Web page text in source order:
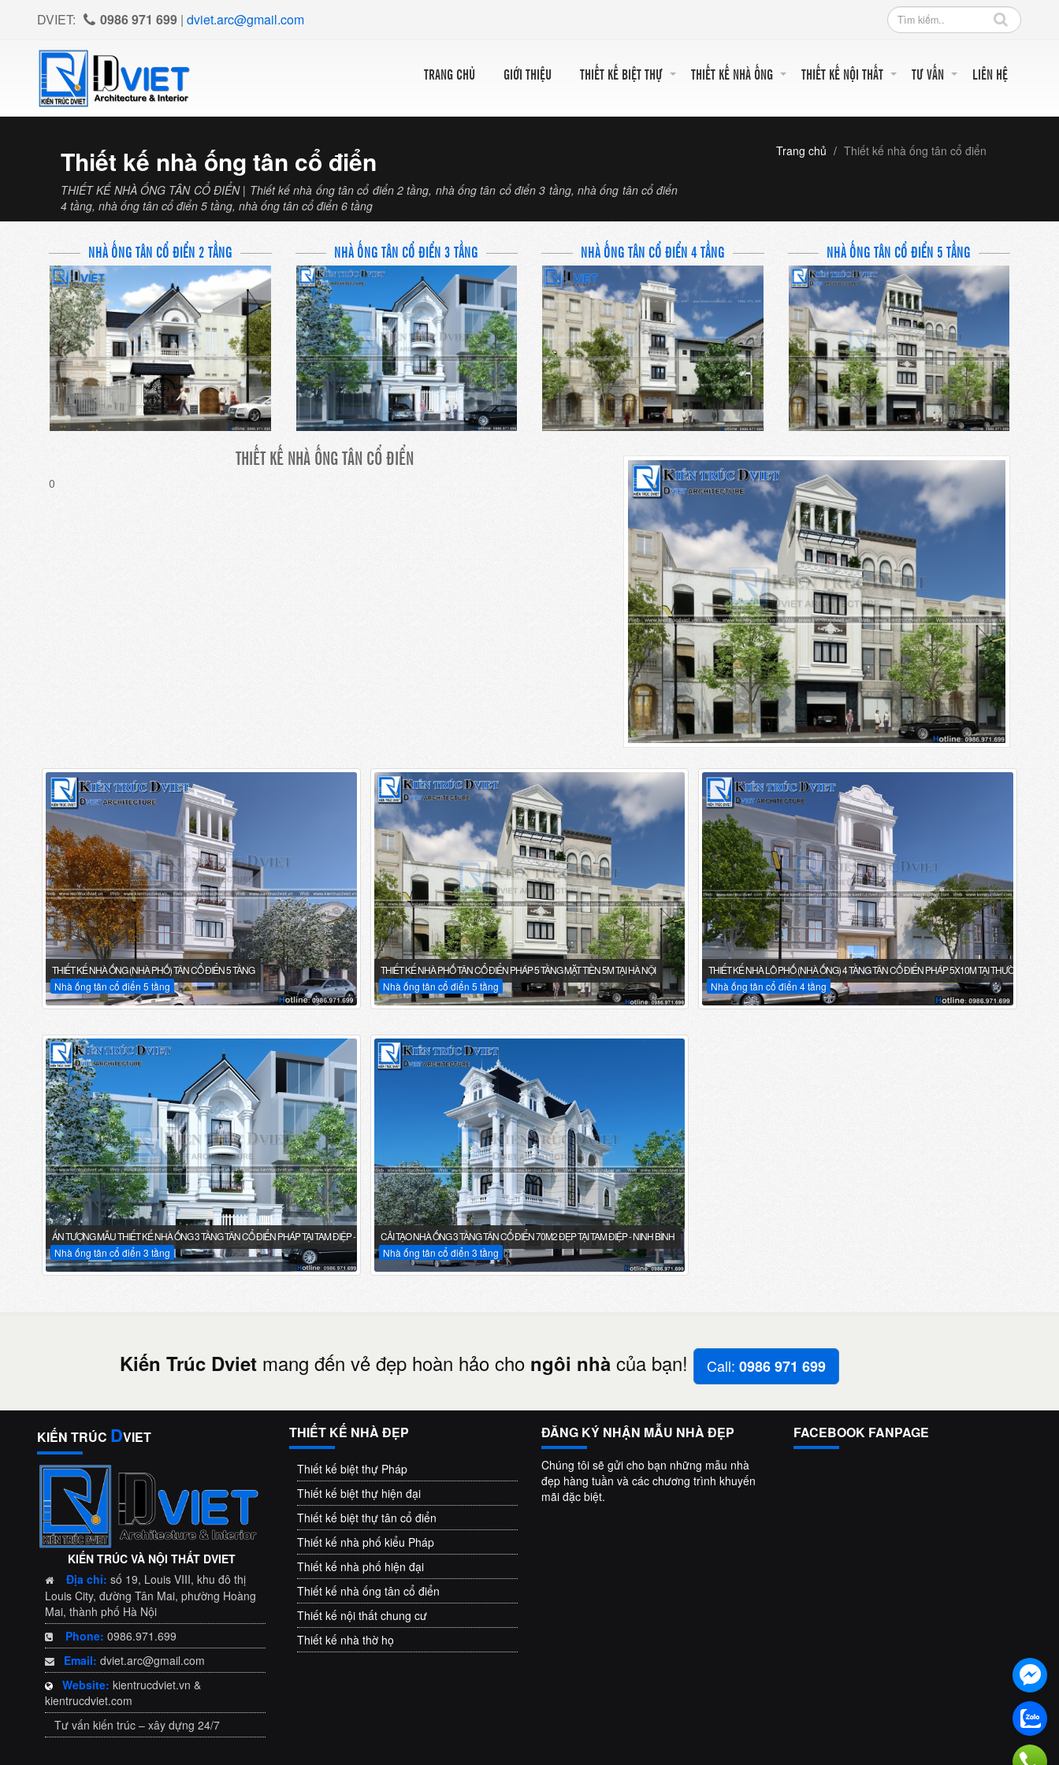
DVIET: 0986 971 699 | dviet.arc@gmail.com
TRANG CHỦ GIỚI THIỆU THIẾT KẾ BIỆT THỰ THIẾT KẾ NHÀ ỐNG THIẾT KẾ NỘI THẤT TƯ VẤN LIÊN HỆ
Thiết kế nhà ống tân cổ điển
THIẾT KẾ NHÀ ỐNG TÂN CỔ ĐIỂN | Thiết kế nhà ống tân cổ điển 2 tầng, nhà ống tân cổ điển 3 tầng, nhà ống tân cổ điển
4 tầng, nhà ống tân cổ điển 5 tầng, nhà ống tân cổ điển 6 tầng
Trang chủ Thiết kế nhà ống tân cổ điển
NHÀ ỐNG TÂN CỔ ĐIỂN 2 TẦNG NHÀ ỐNG TÂN CỔ ĐIỂN 3 TẦNG NHÀ ỐNG TÂN CỔ ĐIỂN 4 TẦNG NHÀ ỐNG TÂN CỔ ĐIỂN 5 TẦNG
THIẾT KẾ NHÀ ỐNG TÂN CỔ ĐIỂN
0
THIẾT KẾ NHÀ ỐNG (NHÀ PHỐ) TÂN CỔ ĐIỂN 5 TẦNG
Nhà ống tân cổ điển 5 tầng
THIẾT KẾ NHÀ PHỐ TÂN CỔ ĐIỂN PHÁP 5 TẦNG MẶT TIỀN 5M TẠI HÀ NỘI
Nhà ống tân cổ điển 5 tầng
THIẾT KẾ NHÀ LÔ PHỐ (NHÀ ỐNG) 4 TẦNG TÂN CỔ ĐIỂN PHÁP 5X10M TẠI THƯỜNG TÍN -
Nhà ống tân cổ điển 4 tầng
ẤN TƯỢNG MẪU THIẾT KẾ NHÀ ỐNG 3 TẦNG TÂN CỔ ĐIỂN PHÁP TẠI TAM ĐIỆP - NINH BÌNH
Nhà ống tân cổ điển 3 tầng
CẢI TẠO NHÀ ỐNG 3 TẦNG TÂN CỔ ĐIỂN 70M2 ĐẸP TẠI TAM ĐIỆP - NINH BÌNH
Nhà ống tân cổ điển 3 tầng
Kiến Trúc Dviet mang đến vẻ đẹp hoàn hảo cho ngôi nhà của bạn! Call: 0986 971 699
KIẾN TRÚC DVIET
KIẾN TRÚC VÀ NỘI THẤT DVIET
Địa chỉ: số 19, Louis VIII, khu đô thị
Louis City, đường Tân Mai, phường Hoàng
Mai, thành phố Hà Nội
Phone: 0986.971.699
Email: dviet.arc@gmail.com
Website: kientrucdviet.vn &
kientrucdviet.com
Tư vấn kiến trúc – xây dựng 24/7
THIẾT KẾ NHÀ ĐẸP
Thiết kế biệt thự Pháp
Thiết kế biệt thự hiện đại
Thiết kế biệt thự tân cổ điển
Thiết kế nhà phố kiểu Pháp
Thiết kế nhà phố hiện đại
Thiết kế nhà ống tân cổ điển
Thiết kế nội thất chung cư
Thiết kế nhà thờ họ
ĐĂNG KÝ NHẬN MẪU NHÀ ĐẸP
Chúng tôi sẽ gửi cho bạn những mẫu nhà
đẹp hàng tuần và các chương trình khuyến
mãi đặc biệt.
FACEBOOK FANPAGE